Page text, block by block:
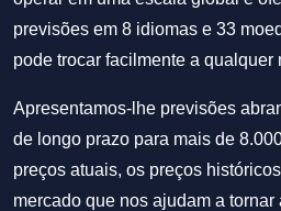
previsões em 8 idiomas e 33
pode trocar facilmente a qualquer
Apresentamos-lhe previsões
de longo prazo para mais de
preços atuais, os preços
mercado que nos ajudam a